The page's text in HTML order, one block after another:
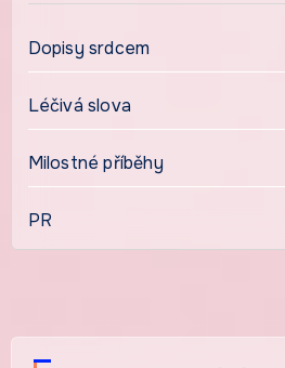
Dopisy srdcem
Léčivá slova
Milostné příběhy
PR